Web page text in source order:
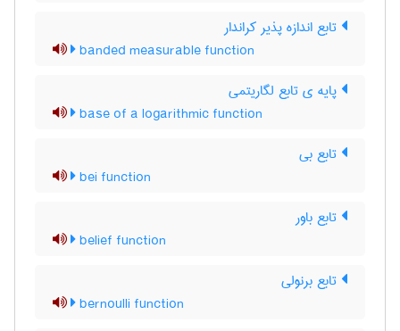
تابع اندازه پذیر کراندار
banded measurable function
پایه ی تابع لگاریتمی
base of a logarithmic function
تابع بی
bei function
تابع باور
belief function
تابع برنولی
bernoulli function